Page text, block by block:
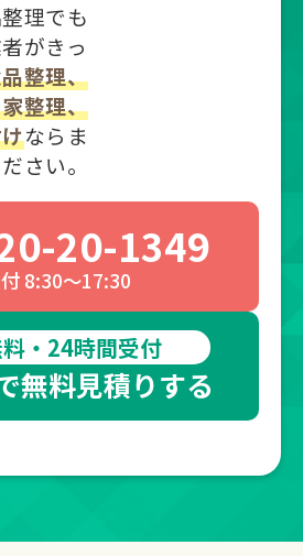
理でも
がきっ
整理、
整理、
ならま
さい。
20-1349
8:30～17:30
・24時間受付
無料見積りする